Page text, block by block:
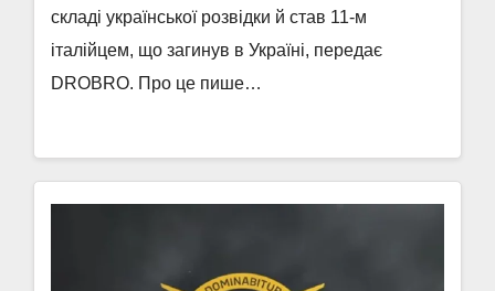
складі української розвідки й став 11-м
італійцем, що загинув в Україні, передає
DROBRO. Про це пише…